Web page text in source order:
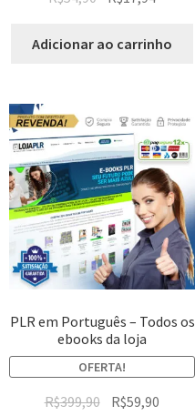
Adicionar ao carrinho
PLR em Português – Todos os
ebooks da loja
OFERTA!
R$399,90 R$59,90